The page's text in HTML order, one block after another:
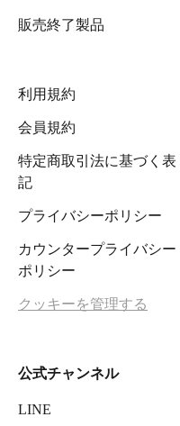
販売終了製品
利用規約
会員規約
特定商取引法に基づく表
記
プライバシーポリシー
カウンタープライバシー
ポリシー
クッキーを管理する
公式チャンネル
LINE